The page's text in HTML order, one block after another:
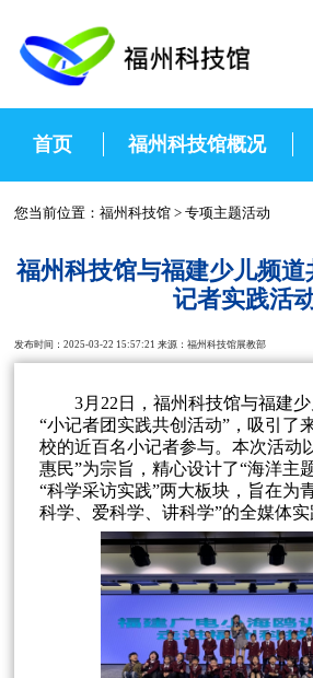
首页 福州科技馆概况
您当前位置：福州科技馆 >专项主题活动
福州科技馆与福建少儿频
记者实践活
发布时间：2025-03-22 15:57:21 来源：福州科技馆展教部
3月22日，福州科技馆与福建少
“小记者团实践共创活动”，吸引了
校的近百名小记者参与。本次活动
惠民”为宗旨，精心设计了“海洋主
“科学采访实践”两大板块，旨在为
科学、爱科学、讲科学”的全媒体实